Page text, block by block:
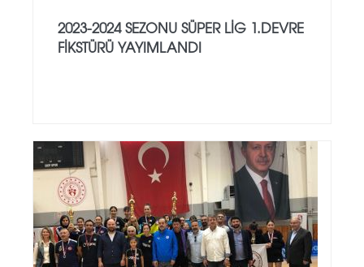
2023-2024 SEZONU SÜPER LIG 1.DEVRE
FIKSTÜRÜ YAYIMLANDI